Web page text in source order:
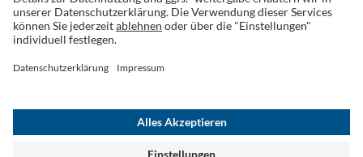
Widerruf einreichen